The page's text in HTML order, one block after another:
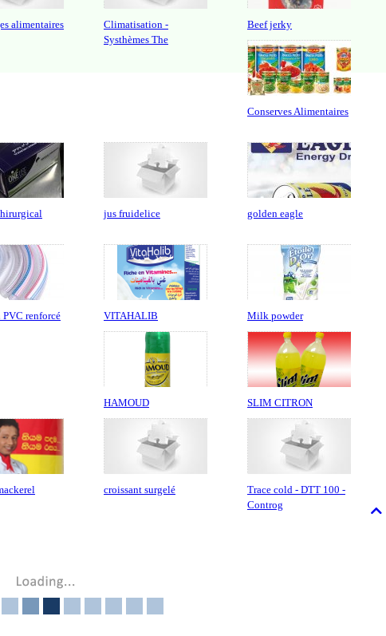
alimentaires
Climatisation -
Systhèmes The
Beef jerky
Conserves Alimentaires
jus fruidelice golden eagle
PVC renforcé
VITAHALIB Milk powder
HAMOUD SLIM CITRON
croissant surgelé
Trace cold - DTT 100 -
Controg